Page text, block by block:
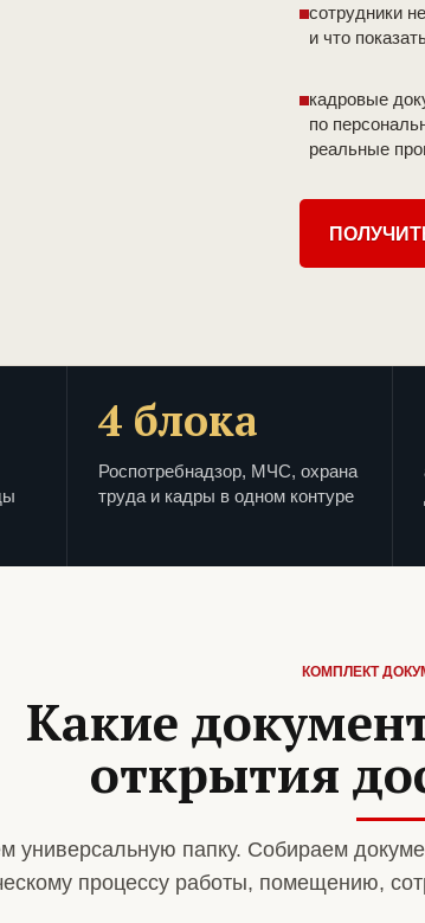
сотрудники
и что
кадровые
по
реальные
4 блока
Роспотребнадзор, МЧС, охрана
труда и кадры в одном контуре
КОМПЛЕКТ
Какие
открытия
универсальную папку. Собираем
процессу работы, помещению,